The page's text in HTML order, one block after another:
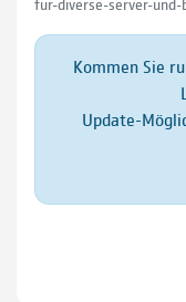
Kommen Sie
Update-